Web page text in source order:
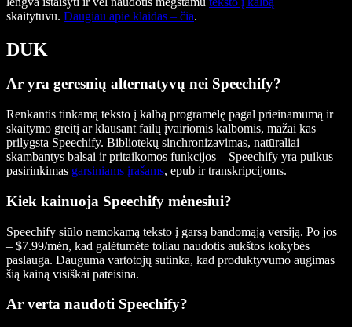
skaitytuvu. Daugiau apie klaidas – čia.
DUK
Ar yra geresnių alternatyvų nei Speechify?
Renkantis tinkamą teksto į kalbą programėlę pagal prieinamumą ir
skaitymo greitį ar klausant failų įvairiomis kalbomis, mažai kas
prilygsta Speechify. Bibliotekų sinchronizavimas, natūraliai
skambantys balsai ir pritaikomos funkcijos – Speechify yra puikus
pasirinkimas garsiniams įrašams, epub ir transkripcijoms.
Kiek kainuoja Speechify mėnesiui?
Speechify siūlo nemokamą teksto į garsą bandomąją versiją. Po jos
– $7.99/mėn, kad galėtumėte toliau naudotis aukštos kokybės
paslauga. Dauguma vartotojų sutinka, kad produktyvumo augimas
šią kainą visiškai pateisina.
Ar verta naudoti Speechify?